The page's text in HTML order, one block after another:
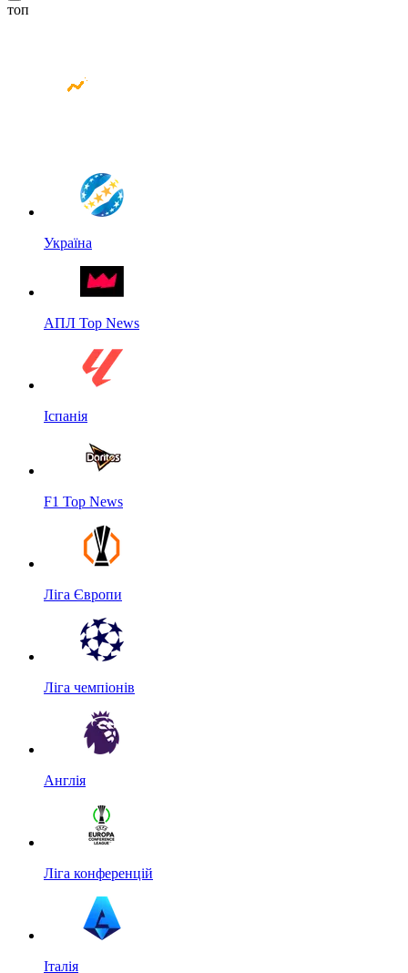
топ
Україна
АПЛ Top News
Іспанія
F1 Top News
Ліга Європи
Ліга чемпіонів
Англія
Ліга конференцій
Італія